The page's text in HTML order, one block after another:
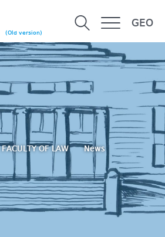
(Old version)
GEO
FACULTY OF LAW News